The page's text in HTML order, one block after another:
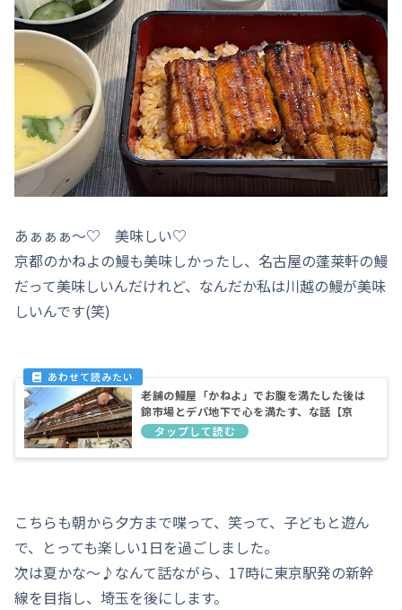
あぁぁぁ～♡ 美味しい♡
京都のかねよの鰻も美味しかったし、名古屋の蓬莱軒の鰻
だって美味しいんだけれど、なんだか私は川越の鰻が美味
しいんです(笑)
老舗の鰻屋「かねよ」でお腹を満たした後は
錦市場とデパ地下で心を満たす、な話【京
都】
こちらも朝から夕方まで喋って、笑って、子どもと遊ん
で、とっても楽しい1日を過ごしました。
次は夏かな～♪なんて話ながら、17時に東京駅発の新幹
線を目指し、埼玉を後にします。